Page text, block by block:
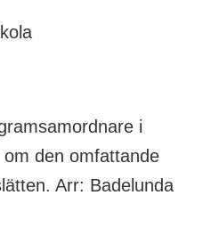
i
den omfattande
Arr: Badelunda